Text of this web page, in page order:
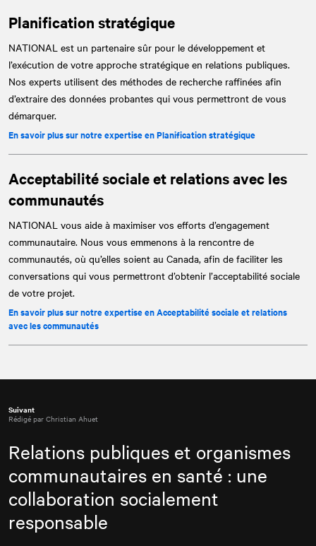
Planification stratégique
NATIONAL est un partenaire sûr pour le développement et
l’exécution de votre approche stratégique en relations publiques.
Nos experts utilisent des méthodes de recherche raffinées afin
d’extraire des données probantes qui vous permettront de vous
démarquer.
En savoir plus sur notre expertise en Planification stratégique
Acceptabilité sociale et relations avec les
communautés
NATIONAL vous aide à maximiser vos efforts d’engagement
communautaire. Nous vous emmenons à la rencontre de
communautés, où qu’elles soient au Canada, afin de faciliter les
conversations qui vous permettront d’obtenir l’acceptabilité sociale
de votre projet.
En savoir plus sur notre expertise en Acceptabilité sociale et relations
avec les communautés
Suivant
Rédigé par Christian Ahuet
Relations publiques et organismes
communautaires en santé : une
collaboration socialement
responsable